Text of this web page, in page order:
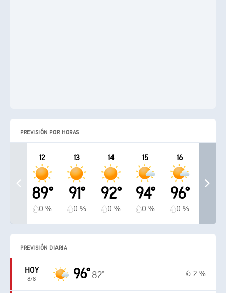
PREVISIÓN POR HORAS
12
89°
0 %
13
91°
0 %
14
92°
0 %
15
94°
0 %
16
96°
0 %
PREVISIÓN DIARIA
HOY
8/8 96° 82° 2 %